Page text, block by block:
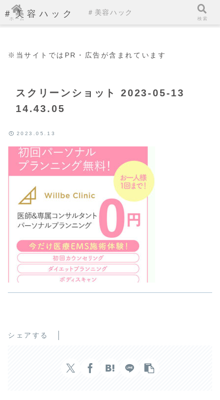
＃美容ハック
※当サイトではPR・広告が含まれています
スクリーンショット 2023-05-13
14.43.05
2023.05.13
シェアする
ホーム
＃美容ハック
検索